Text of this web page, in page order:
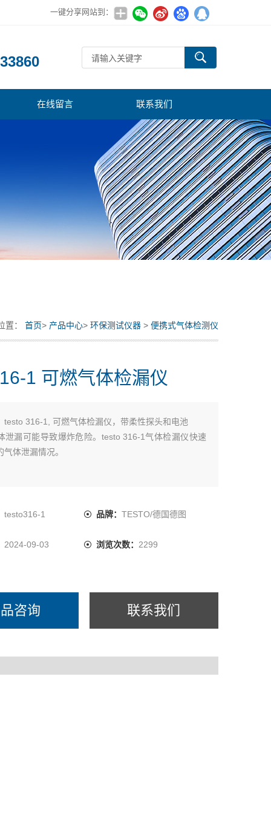
一键分享网站到：
在线留言 联系我们
置： 首页> 产品中心> 环保测试仪器 > 便携式气体检测仪
1 可燃气体检漏仪
testo 316-1, 可燃气体检漏仪，带柔性探头和电池
泄漏可能导致爆炸危险。testo 316-1气体检漏仪快速
体泄漏情况。
testo316-1 品牌： TESTO/德国德图
2024-09-03 浏览次数： 2299
咨询 联系我们